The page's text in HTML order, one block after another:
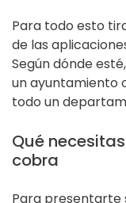
Para todo esto
de las
Según dónde
un ayuntamiento
todo un
Qué
cobra
Para presentarte